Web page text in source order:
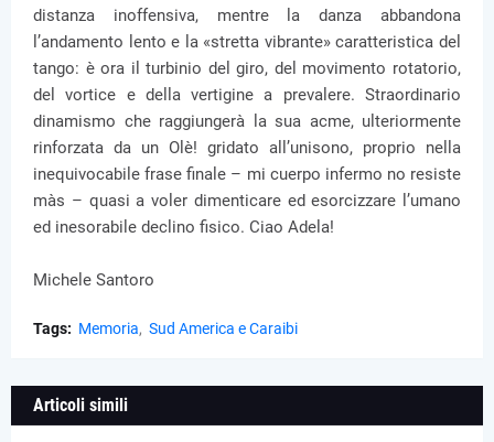
distanza inoffensiva, mentre la danza abbandona
l’andamento lento e la «stretta vibrante» caratteristica del
tango: è ora il turbinio del giro, del movimento rotatorio,
del vortice e della vertigine a prevalere. Straordinario
dinamismo che raggiungerà la sua acme, ulteriormente
rinforzata da un Olè! gridato all’unisono, proprio nella
inequivocabile frase finale – mi cuerpo infermo no resiste
màs – quasi a voler dimenticare ed esorcizzare l’umano
ed inesorabile declino fisico. Ciao Adela!
Michele Santoro
Tags: Memoria Sud America e Caraibi
Articoli simili